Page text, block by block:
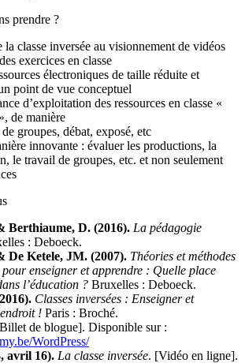
prendre ?
la classe inversée au visionnement de vidéos
exercices en classe
électroniques de taille réduite et
point de vue conceptuel
d’exploitation des ressources en classe «
de manière
groupes, débat, exposé, etc
innovante : évaluer les productions, la
le travail de groupes, etc. et non seulement
Berthiaume, D. (2016). La pédagogie
: Deboeck.
De Ketele, JM. (2007). Théories et méthodes
enseigner et apprendre : Quelle place
l’éducation ? Bruxelles : Deboeck.
Classes inversées : Enseigner et
! Paris : Broché.
de blogue]. Disponible sur :
WordPress/
avril 16). La classe inversée. [Vidéo en ligne].